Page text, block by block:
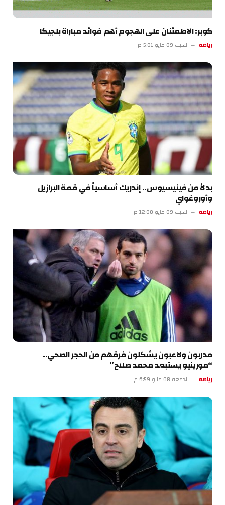
كوبر: الاطمئنان على الهجوم أهم فوائد مباراة بلجيكا
رياضة السبت 09 مايو 5:01 ص
بدلاً من فينيسيوس.. إندريك أساسياً في قمة البرازيل
وأوروغواي
رياضة السبت 09 مايو 12:00 ص
مدربون ولاعبون يشكلون فرقهم من الحجر الصحي..
“مورينيو يستبعد محمد صلاح”
رياضة الجمعة 08 مايو 6:59 م